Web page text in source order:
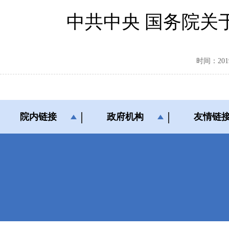
中共中央 国务院关
时间：
院内链接 政府机构 友情链